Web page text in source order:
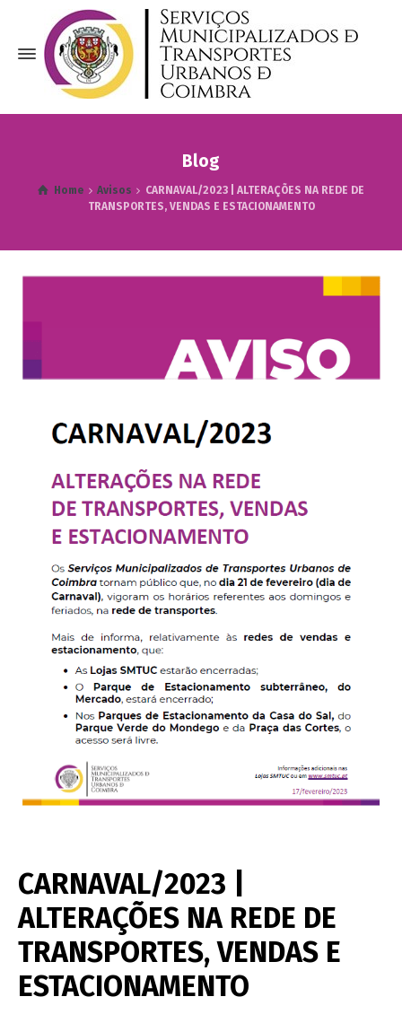
Blog
Home Avisos
CARNAVAL/2023 | ALTERAÇÕES NA REDE DE
TRANSPORTES, VENDAS E ESTACIONAMENTO
CARNAVAL/2023 |
ALTERAÇÕES NA REDE DE
TRANSPORTES, VENDAS E
ESTACIONAMENTO